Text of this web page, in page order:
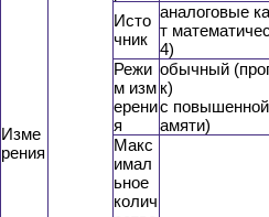
Изме
рения
Исто
чник
аналоговые
т
4)
Режи
м изм
ерени
я
обычный
к)
с
амяти)
Макс
имал
ьное
колич